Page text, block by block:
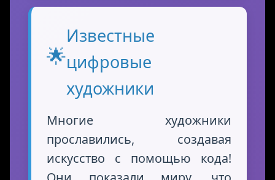
🌟
Известные
цифровые
художники
Многие художники
прославились, создавая
искусство с помощью кода!